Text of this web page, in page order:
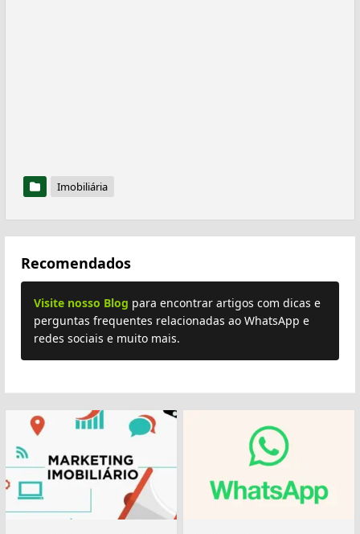
Imobiliária
Recomendados
Visite nosso Blog para encontrar artigos com dicas e
perguntas frequentes relacionadas ao WhatsApp e
redes sociais e muito mais.